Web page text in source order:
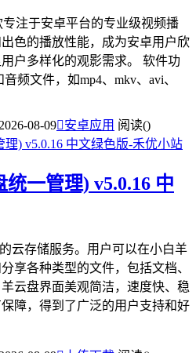
专注于安卓平台的专业级视频播
色的播放性能，成为安卓用户欣
户多样化的观影需求。 软件功
频文件，如mp4、mkv、avi、
2026-08-09安卓应用 阅读()
一管理) v5.0.16 中
云存储服务。用户可以在小白羊
享各种类型的文件，包括文档、
云盘界面美观简洁，速度快、稳
障，得到了广泛的用户支持和好